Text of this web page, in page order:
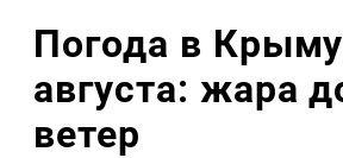
Погода в
августа: жара
ветер